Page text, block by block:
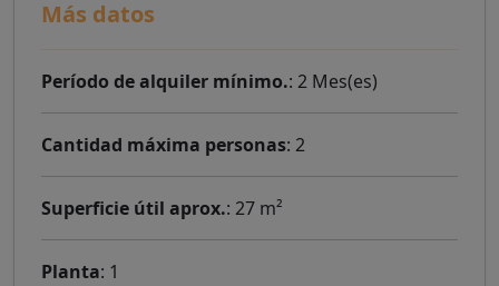
Más datos
Período de alquiler mínimo.: 2 Mes(es)
Cantidad máxima personas: 2
Superficie útil aprox.: 27 m²
Planta: 1